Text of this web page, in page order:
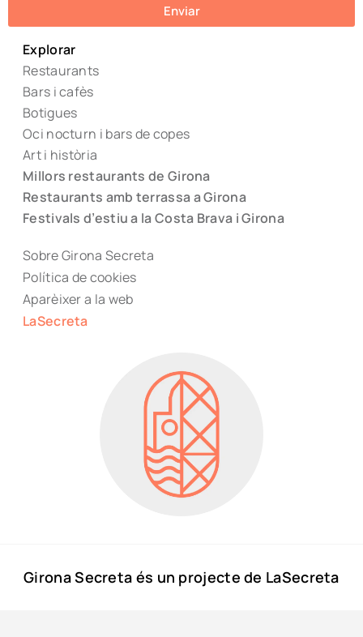
Enviar
Explorar
Restaurants
Bars i cafès
Botigues
Oci nocturn i bars de copes
Art i història
Millors restaurants de Girona
Restaurants amb terrassa a Girona
Festivals d’estiu a la Costa Brava i Girona
Sobre Girona Secreta
Política de cookies
Aparèixer a la web
LaSecreta
Girona Secreta és un projecte de LaSecreta